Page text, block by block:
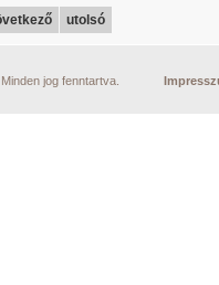
utolsó
jog fenntartva.